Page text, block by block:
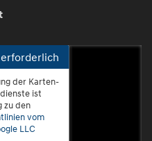
Güls
der Karten-
ist
zu den
vom
LLC